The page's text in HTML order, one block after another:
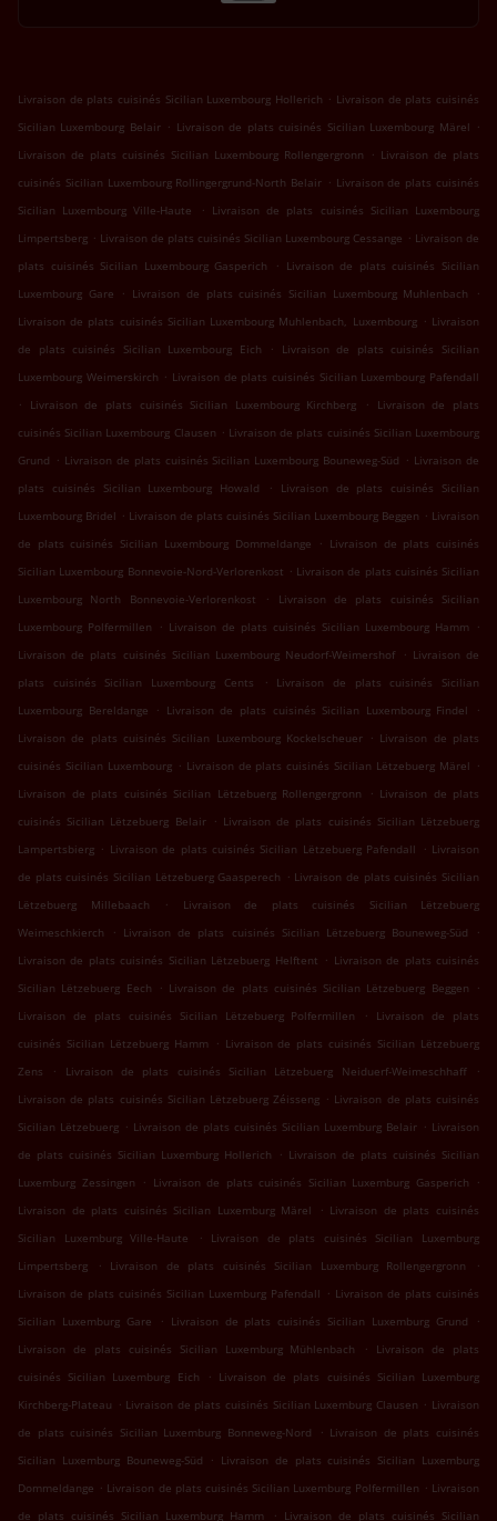
Livraison de plats cuisinés Sicilian Luxembourg Hollerich . Livraison de plats cuisinés
Sicilian Luxembourg Belair . Livraison de plats cuisinés Sicilian Luxembourg Märel .
Livraison de plats cuisinés Sicilian Luxembourg Rollengergronn
. Livraison de plats
cuisinés Sicilian Luxembourg Rollingergrund-North Belair . Livraison de plats cuisinés
Sicilian Luxembourg Ville-Haute
. Livraison de plats cuisinés Sicilian Luxembourg
Limpertsberg . Livraison de plats cuisinés Sicilian Luxembourg Cessange . Livraison de
plats cuisinés Sicilian Luxembourg Gasperich
. Livraison de plats cuisinés Sicilian
Luxembourg Gare
. Livraison de plats cuisinés Sicilian Luxembourg Muhlenbach
.
Livraison de plats cuisinés Sicilian Luxembourg Muhlenbach, Luxembourg . Livraison
de plats cuisinés Sicilian Luxembourg Eich
.
Livraison de plats cuisinés Sicilian
Luxembourg Weimerskirch . Livraison de plats cuisinés Sicilian Luxembourg Pafendall
.
Livraison de plats cuisinés Sicilian Luxembourg Kirchberg .
Livraison de plats
cuisinés Sicilian Luxembourg Clausen . Livraison de plats cuisinés Sicilian Luxembourg
Grund . Livraison de plats cuisinés Sicilian Luxembourg Bouneweg-Süd . Livraison de
plats cuisinés Sicilian Luxembourg Howald
.
Livraison de plats cuisinés Sicilian
Luxembourg Bridel . Livraison de plats cuisinés Sicilian Luxembourg Beggen . Livraison
de plats cuisinés Sicilian Luxembourg Dommeldange
. Livraison de plats cuisinés
Sicilian Luxembourg Bonnevoie-Nord-Verlorenkost . Livraison de plats cuisinés Sicilian
Luxembourg North Bonnevoie-Verlorenkost
.
Livraison de plats cuisinés Sicilian
Luxembourg Polfermillen
. Livraison de plats cuisinés Sicilian Luxembourg Hamm
.
Livraison de plats cuisinés Sicilian Luxembourg Neudorf-Weimershof
. Livraison de
plats cuisinés Sicilian Luxembourg Cents
.
Livraison de plats cuisinés Sicilian
Luxembourg Bereldange
. Livraison de plats cuisinés Sicilian Luxembourg Findel
.
Livraison de plats cuisinés Sicilian Luxembourg Kockelscheuer . Livraison de plats
cuisinés Sicilian Luxembourg . Livraison de plats cuisinés Sicilian Lëtzebuerg Märel .
Livraison de plats cuisinés Sicilian Lëtzebuerg Rollengergronn
. Livraison de plats
cuisinés Sicilian Lëtzebuerg Belair . Livraison de plats cuisinés Sicilian Lëtzebuerg
Lampertsbierg . Livraison de plats cuisinés Sicilian Lëtzebuerg Pafendall . Livraison
de plats cuisinés Sicilian Lëtzebuerg Gaasperech . Livraison de plats cuisinés Sicilian
Lëtzebuerg Millebaach
.
Livraison de plats cuisinés Sicilian Lëtzebuerg
Weimeschkierch
. Livraison de plats cuisinés Sicilian Lëtzebuerg Bouneweg-Süd
.
Livraison de plats cuisinés Sicilian Lëtzebuerg Helftent . Livraison de plats cuisinés
Sicilian Lëtzebuerg Eech
. Livraison de plats cuisinés Sicilian Lëtzebuerg Beggen
.
Livraison de plats cuisinés Sicilian Lëtzebuerg Polfermillen
.
Livraison de plats
cuisinés Sicilian Lëtzebuerg Hamm
. Livraison de plats cuisinés Sicilian Lëtzebuerg
Zens
. Livraison de plats cuisinés Sicilian Lëtzebuerg Neiduerf-Weimeschhaff
.
Livraison de plats cuisinés Sicilian Lëtzebuerg Zéisseng . Livraison de plats cuisinés
Sicilian Lëtzebuerg . Livraison de plats cuisinés Sicilian Luxemburg Belair . Livraison
de plats cuisinés Sicilian Luxemburg Hollerich
. Livraison de plats cuisinés Sicilian
Luxemburg Zessingen
. Livraison de plats cuisinés Sicilian Luxemburg Gasperich
.
Livraison de plats cuisinés Sicilian Luxemburg Märel
. Livraison de plats cuisinés
Sicilian Luxemburg Ville-Haute
.
Livraison de plats cuisinés Sicilian Luxemburg
Limpertsberg
. Livraison de plats cuisinés Sicilian Luxemburg Rollengergronn
.
Livraison de plats cuisinés Sicilian Luxemburg Pafendall . Livraison de plats cuisinés
Sicilian Luxemburg Gare
. Livraison de plats cuisinés Sicilian Luxemburg Grund
.
Livraison de plats cuisinés Sicilian Luxemburg Mühlenbach
.
Livraison de plats
cuisinés Sicilian Luxemburg Eich
. Livraison de plats cuisinés Sicilian Luxemburg
Kirchberg-Plateau . Livraison de plats cuisinés Sicilian Luxemburg Clausen . Livraison
de plats cuisinés Sicilian Luxemburg Bonneweg-Nord
. Livraison de plats cuisinés
Sicilian Luxemburg Bouneweg-Süd
. Livraison de plats cuisinés Sicilian Luxemburg
Dommeldange . Livraison de plats cuisinés Sicilian Luxemburg Polfermillen . Livraison
de plats cuisinés Sicilian Luxemburg Hamm
. Livraison de plats cuisinés Sicilian